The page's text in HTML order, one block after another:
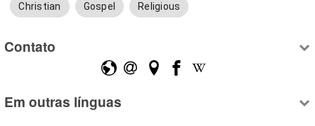
Christian Gospel Religious
Contato
Em outras línguas